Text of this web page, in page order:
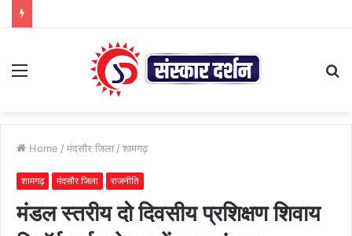
Menu
Home / मंदसौर जिला / शामगढ़
शामगढ़ मंदसौर जिला राजनीति
मंडल स्तरीय दो दिवसीय प्रशिक्षण शिवाय